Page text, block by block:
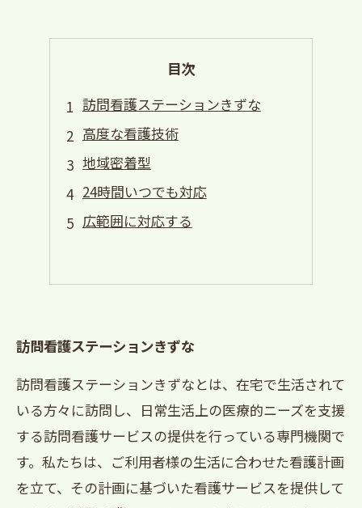
目次
訪問看護ステーションきずな
高度な看護技術
地域密着型
24時間いつでも対応
広範囲に対応する
訪問看護ステーションきずな
訪問看護ステーションきずなとは、在宅で生活されて
いる方々に訪問し、日常生活上の医療的ニーズを支援
する訪問看護サービスの提供を行っている専門機関で
す。私たちは、ご利用者様の生活に合わせた看護計画
を立て、その計画に基づいた看護サービスを提供して